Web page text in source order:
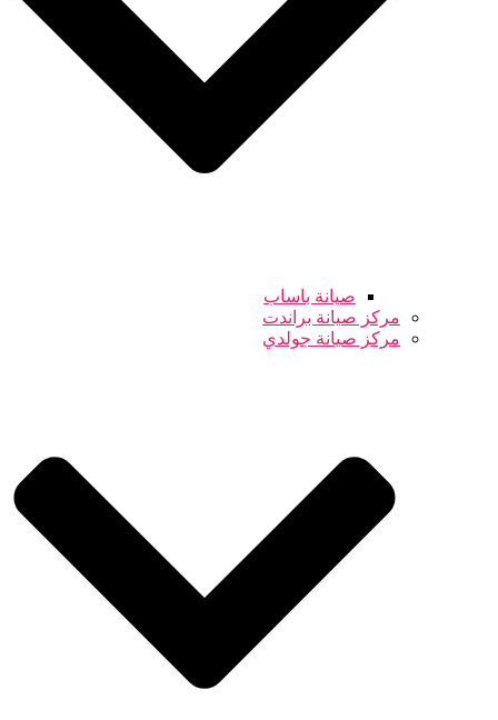
صيانة باساب
مركز صيانة براندت
مركز صيانة جولدي